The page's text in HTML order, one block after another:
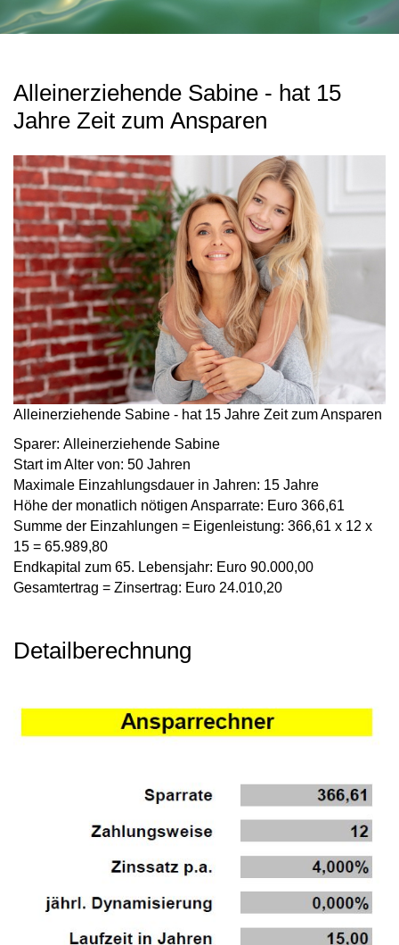
Alleinerziehende Sabine - hat 15
Jahre Zeit zum Ansparen
Alleinerziehende Sabine - hat 15 Jahre Zeit zum Ansparen
Sparer: Alleinerziehende Sabine
Start im Alter von: 50 Jahren
Maximale Einzahlungsdauer in Jahren: 15 Jahre
Höhe der monatlich nötigen Ansparrate: Euro 366,61
Summe der Einzahlungen = Eigenleistung: 366,61 x 12 x
15 = 65.989,80
Endkapital zum 65. Lebensjahr: Euro 90.000,00
Gesamtertrag = Zinsertrag: Euro 24.010,20
Detailberechnung